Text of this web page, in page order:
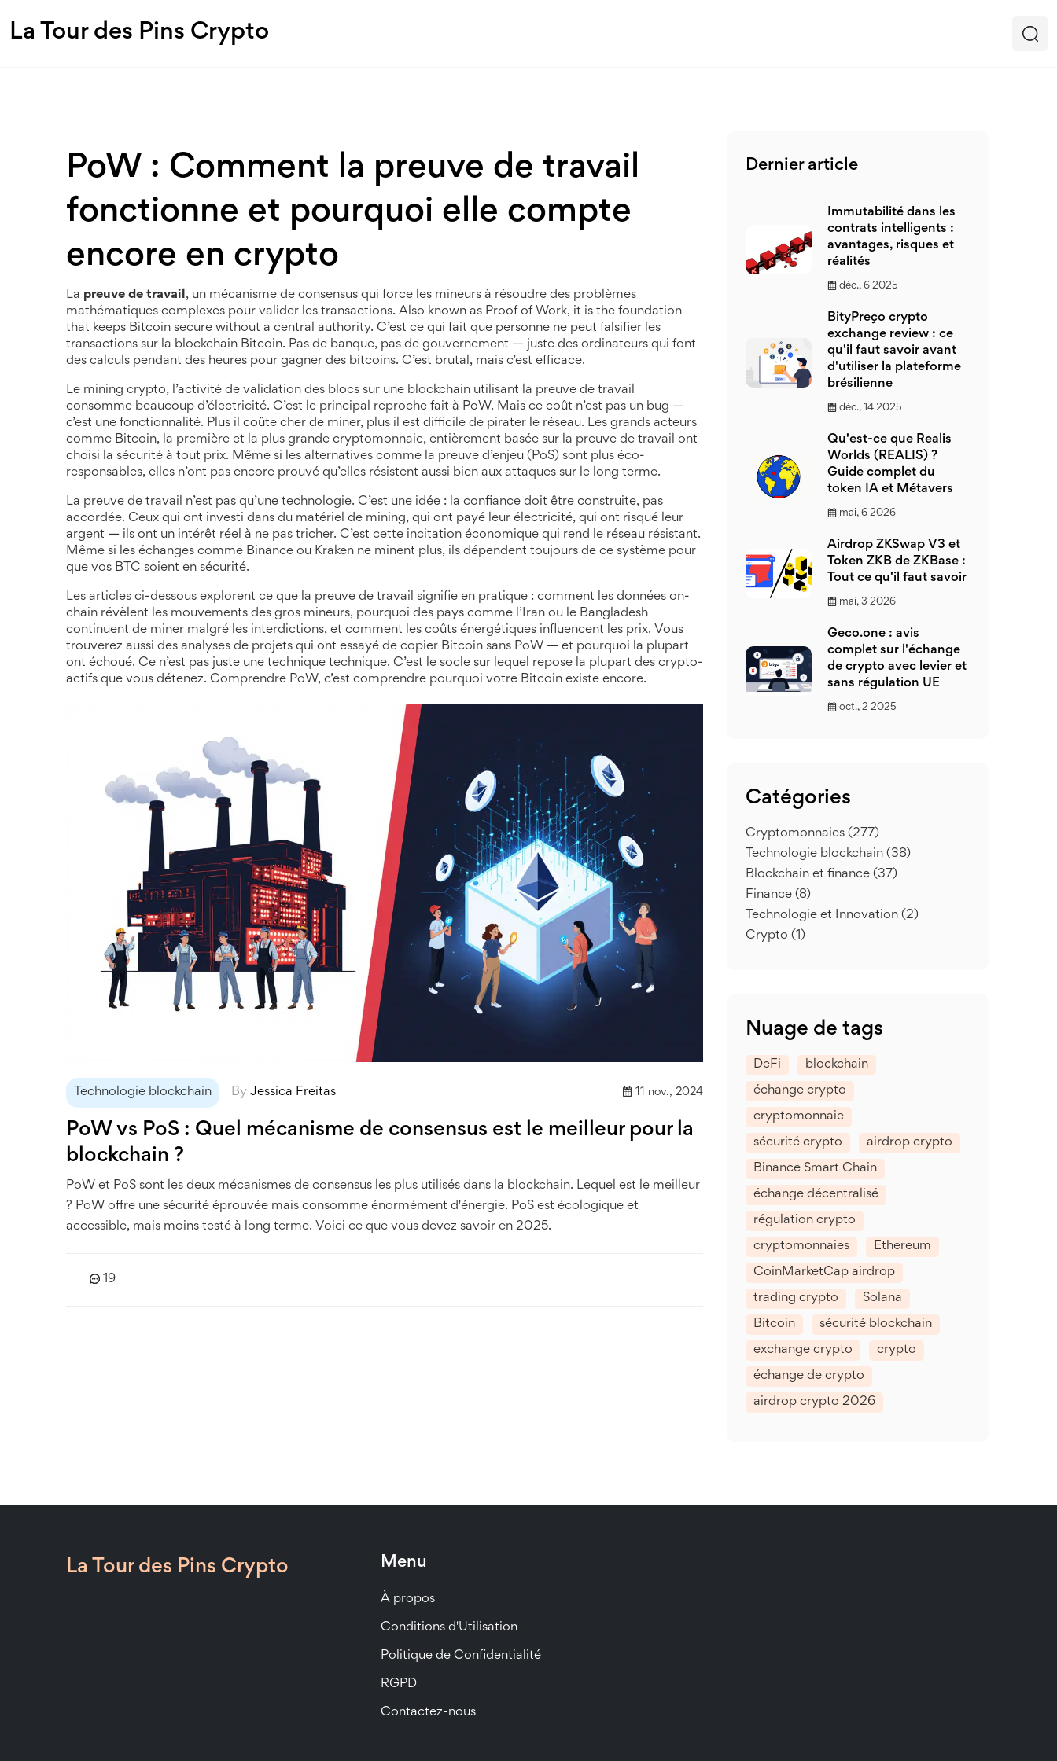
La Tour des Pins Crypto
PoW : Comment la preuve de travail
fonctionne et pourquoi elle compte
encore en crypto
La preuve de travail, un mécanisme de consensus qui force les mineurs à résoudre des problèmes
mathématiques complexes pour valider les transactions. Also known as Proof of Work, it is the foundation
that keeps Bitcoin secure without a central authority. C’est ce qui fait que personne ne peut falsifier les
transactions sur la blockchain Bitcoin. Pas de banque, pas de gouvernement — juste des ordinateurs qui font
des calculs pendant des heures pour gagner des bitcoins. C’est brutal, mais c’est efficace.
Le mining crypto, l’activité de validation des blocs sur une blockchain utilisant la preuve de travail
consomme beaucoup d’électricité. C’est le principal reproche fait à PoW. Mais ce coût n’est pas un bug —
c’est une fonctionnalité. Plus il coûte cher de miner, plus il est difficile de pirater le réseau. Les grands acteurs
comme Bitcoin, la première et la plus grande cryptomonnaie, entièrement basée sur la preuve de travail ont
choisi la sécurité à tout prix. Même si les alternatives comme la preuve d’enjeu (PoS) sont plus éco-
responsables, elles n’ont pas encore prouvé qu’elles résistent aussi bien aux attaques sur le long terme.
La preuve de travail n’est pas qu’une technologie. C’est une idée : la confiance doit être construite, pas
accordée. Ceux qui ont investi dans du matériel de mining, qui ont payé leur électricité, qui ont risqué leur
argent — ils ont un intérêt réel à ne pas tricher. C’est cette incitation économique qui rend le réseau résistant.
Même si les échanges comme Binance ou Kraken ne minent plus, ils dépendent toujours de ce système pour
que vos BTC soient en sécurité.
Les articles ci-dessous explorent ce que la preuve de travail signifie en pratique : comment les données on-
chain révèlent les mouvements des gros mineurs, pourquoi des pays comme l’Iran ou le Bangladesh
continuent de miner malgré les interdictions, et comment les coûts énergétiques influencent les prix. Vous
trouverez aussi des analyses de projets qui ont essayé de copier Bitcoin sans PoW — et pourquoi la plupart
ont échoué. Ce n’est pas juste une technique technique. C’est le socle sur lequel repose la plupart des crypto-
actifs que vous détenez. Comprendre PoW, c’est comprendre pourquoi votre Bitcoin existe encore.
Technologie blockchain By Jessica Freitas 11 nov., 2024
PoW vs PoS : Quel mécanisme de consensus est le meilleur pour la
blockchain ?
PoW et PoS sont les deux mécanismes de consensus les plus utilisés dans la blockchain. Lequel est le meilleur
? PoW offre une sécurité éprouvée mais consomme énormément d'énergie. PoS est écologique et
accessible, mais moins testé à long terme. Voici ce que vous devez savoir en 2025.
19
Dernier article
Immutabilité dans les
contrats intelligents :
avantages, risques et
réalités
déc., 6 2025
BityPreço crypto
exchange review : ce
qu'il faut savoir avant
d'utiliser la plateforme
brésilienne
déc., 14 2025
Qu'est-ce que Realis
Worlds (REALIS) ?
Guide complet du
token IA et Métavers
mai, 6 2026
Airdrop ZKSwap V3 et
Token ZKB de ZKBase :
Tout ce qu'il faut savoir
mai, 3 2026
Geco.one : avis
complet sur l'échange
de crypto avec levier et
sans régulation UE
oct., 2 2025
Catégories
Cryptomonnaies (277)
Technologie blockchain (38)
Blockchain et finance (37)
Finance (8)
Technologie et Innovation (2)
Crypto (1)
Nuage de tags
DeFi blockchain
échange crypto
cryptomonnaie
sécurité crypto airdrop crypto
Binance Smart Chain
échange décentralisé
régulation crypto
cryptomonnaies Ethereum
CoinMarketCap airdrop
trading crypto Solana
Bitcoin sécurité blockchain
exchange crypto crypto
échange de crypto
airdrop crypto 2026
La Tour des Pins Crypto Menu
À propos
Conditions d'Utilisation
Politique de Confidentialité
RGPD
Contactez-nous